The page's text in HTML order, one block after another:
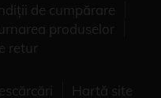
de cumpărare
produselor
retur
Hartă site